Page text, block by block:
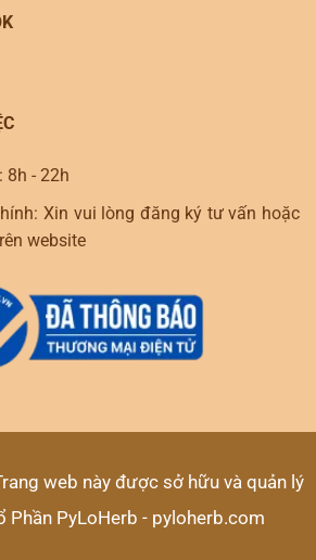
8h - 22h
Xin vui lòng đăng ký tư vấn hoặc
website
web này được sở hữu và quản lý
Phần PyLoHerb - pyloherb.com